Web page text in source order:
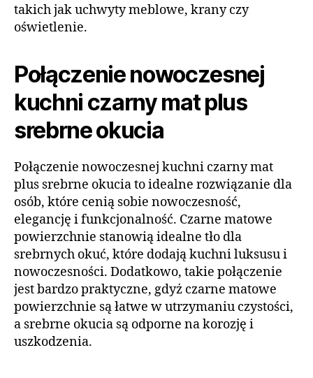
takich jak uchwyty meblowe, krany czy
oświetlenie.
Połączenie nowoczesnej
kuchni czarny mat plus
srebrne okucia
Połączenie nowoczesnej kuchni czarny mat
plus srebrne okucia to idealne rozwiązanie dla
osób, które cenią sobie nowoczesność,
elegancję i funkcjonalność. Czarne matowe
powierzchnie stanowią idealne tło dla
srebrnych okuć, które dodają kuchni luksusu i
nowoczesności. Dodatkowo, takie połączenie
jest bardzo praktyczne, gdyż czarne matowe
powierzchnie są łatwe w utrzymaniu czystości,
a srebrne okucia są odporne na korozję i
uszkodzenia.